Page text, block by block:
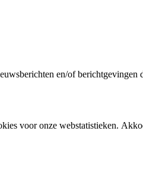
en/of
voor onze webstatistieken.